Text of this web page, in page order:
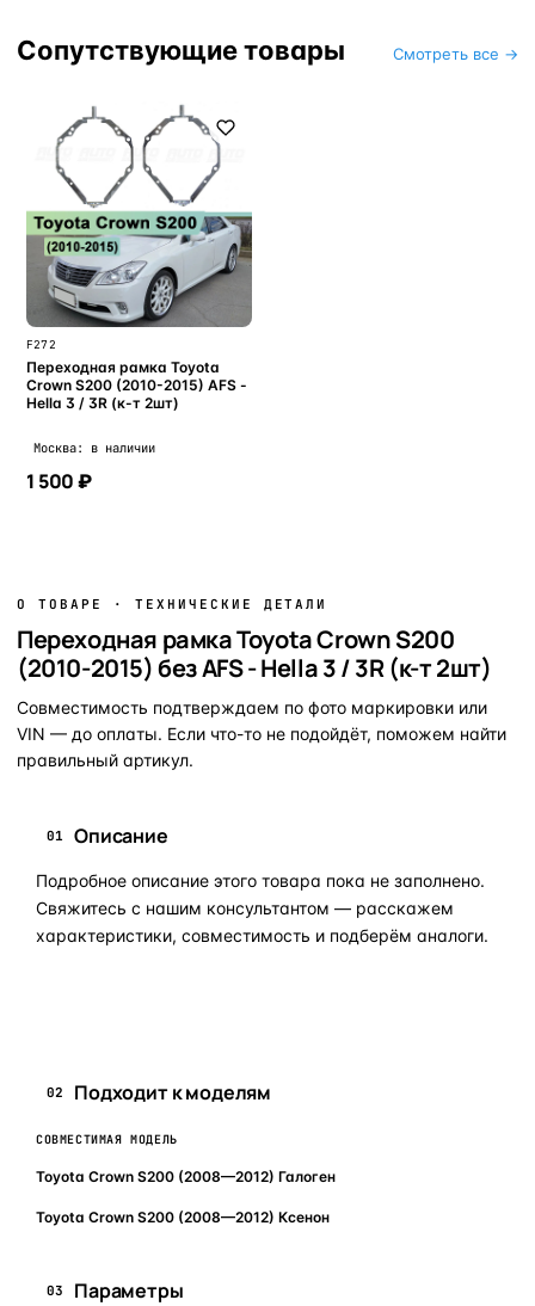
Сопутствующие товары Смотреть все →
F272
Переходная рамка Toyota
Crown S200 (2010-2015) AFS -
Hella 3 / 3R (к-т 2шт)
Москва: в наличии
1 500 ₽
О ТОВАРЕ · ТЕХНИЧЕСКИЕ ДЕТАЛИ
Переходная рамка Toyota Crown S200
(2010-2015) без AFS - Hella 3 / 3R (к-т 2шт)
Совместимость подтверждаем по фото маркировки или
VIN — до оплаты. Если что-то не подойдёт, поможем найти
правильный артикул.
01 Описание
Подробное описание этого товара пока не заполнено.
Свяжитесь с нашим консультантом — расскажем
характеристики, совместимость и подберём аналоги.
02 Подходит к моделям
СОВМЕСТИМАЯ МОДЕЛЬ
Toyota Crown S200 (2008—2012) Галоген
Toyota Crown S200 (2008—2012) Ксенон
03 Параметры